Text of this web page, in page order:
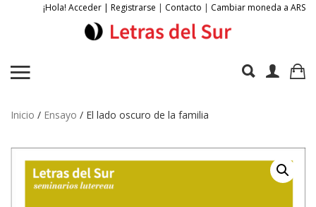
¡Hola! Acceder | Registrarse | Contacto | Cambiar moneda a ARS
Inicio / Ensayo / El lado oscuro de la familia